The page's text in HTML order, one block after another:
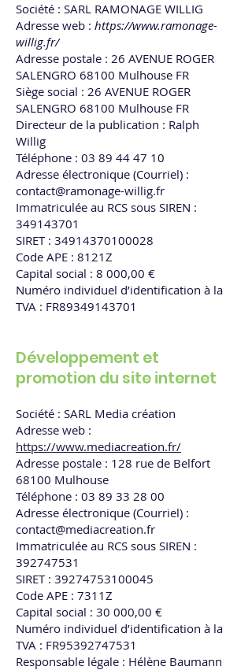
Société : SARL RAMONAGE WILLIG
Adresse web : https://www.ramonage-
willig.fr/
Adresse postale : 26 AVENUE ROGER
SALENGRO 68100 Mulhouse FR
Siège social : 26 AVENUE ROGER
SALENGRO 68100 Mulhouse FR
Directeur de la publication : Ralph
Willig
Téléphone : 03 89 44 47 10
Adresse électronique (Courriel) :
contact@ramonage-willig.fr
Immatriculée au RCS sous SIREN :
349143701
SIRET : 34914370100028
Code APE : 8121Z
Capital social : 8 000,00 €
Numéro individuel d’identification à la
TVA : FR89349143701
Développement et
promotion du site internet
Société : SARL Media création
Adresse web :
https://www.mediacreation.fr/
Adresse postale : 128 rue de Belfort
68100 Mulhouse
Téléphone : 03 89 33 28 00
Adresse électronique (Courriel) :
contact@mediacreation.fr
Immatriculée au RCS sous SIREN :
392747531
SIRET : 39274753100045
Code APE : 7311Z
Capital social : 30 000,00 €
Numéro individuel d’identification à la
TVA : FR95392747531
Responsable légale : Hélène Baumann